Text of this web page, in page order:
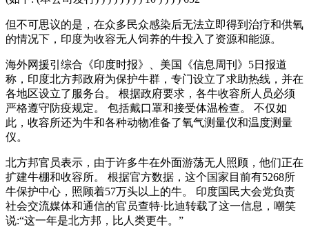
但不可思议的是，在众多民众感染后无法立即得到治疗和供氧
的情况下，印度为收容无人饲养的牛投入了资源和能源。
海外网援引综合《印度时报》、美国《信息周刊》5日报道
称，印度北方邦政府为保护牛群，专门设立了求助热线，并在
各地区设立了服务台。 根据政府要求，各牛收容所人员必须
严格遵守防疫规定。 包括戴口罩和接受体温检查。 不仅如
此，收容所还为牛和各种动物准备了氧气测量仪和温度测量
仪。
北方邦官员表示，由于许多牛在外面游荡无人照顾，他们正在
扩建牛棚和收容所。 根据官方数据，这个国家目前有5268所
牛保护中心，照顾着57万头以上的牛。 印度国民大会党负责
社会交流媒体和通信的官员查特·比迪转载了这一信息，嘲笑
说:“这一年是北方邦，比人类更牛。”